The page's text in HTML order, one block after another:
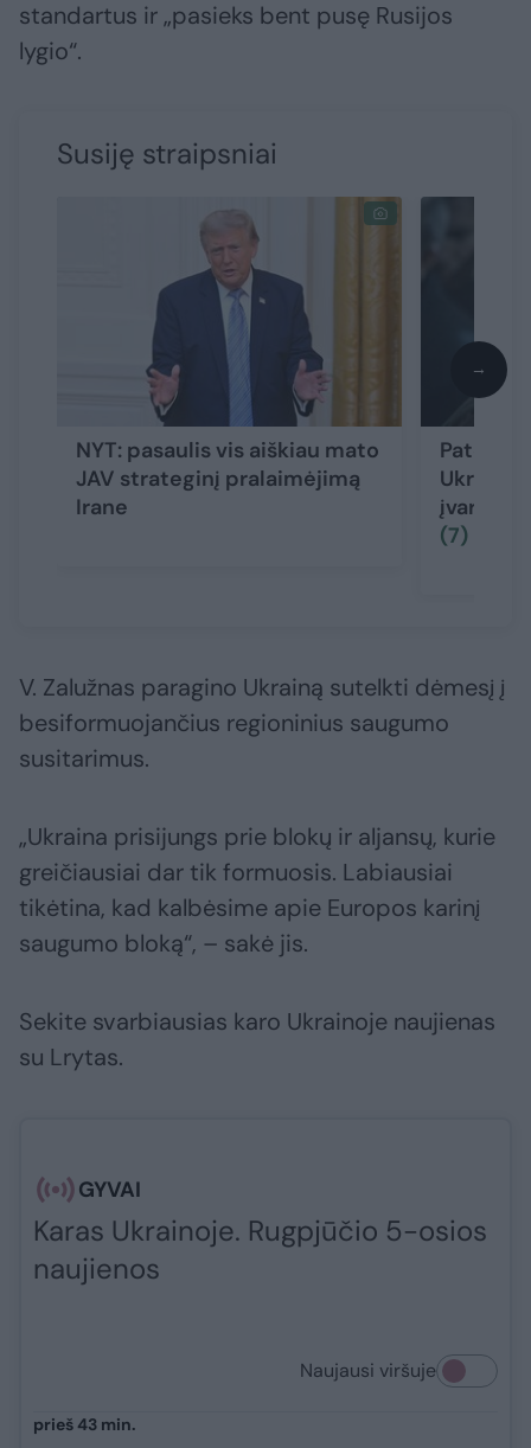
standartus ir „pasieks bent pusę Rusijos
lygio“.
Susiję straipsniai
NYT: pasaulis vis aiškiau mato
JAV strateginį pralaimėjimą
Irane
Pateikė
įvardijo
(7)
→
V. Zalužnas paragino Ukrainą sutelkti dėmesį į
besiformuojančius regioninius saugumo
susitarimus.
„Ukraina prisijungs prie blokų ir aljansų, kurie
greičiausiai dar tik formuosis. Labiausiai
tikėtina, kad kalbėsime apie Europos karinį
saugumo bloką“, – sakė jis.
Sekite svarbiausias karo Ukrainoje naujienas
su Lrytas.​​​
GYVAI
Karas Ukrainoje. Rugpjūčio 5-osios
naujienos
Naujausi viršuje
prieš 43 min.